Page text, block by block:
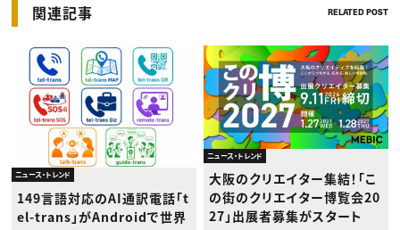
関連記事 RELATED POST
ニュース・トレンド
149言語対応のAI通訳電話「t
el-trans」がAndroidで世界
ニュース・トレンド
大阪のクリエイター集結！「こ
の街のクリエイター博覧会20
27」出展者募集がスタート